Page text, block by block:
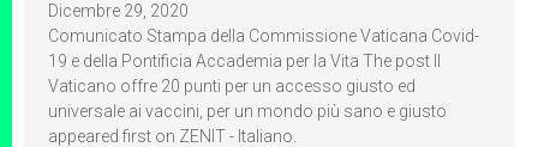
Dicembre 29, 2020
Comunicato Stampa della Commissione Vaticana Covid-
19 e della Pontificia Accademia per la Vita The post Il
Vaticano offre 20 punti per un accesso giusto ed
universale ai vaccini, per un mondo più sano e giusto
appeared first on ZENIT - Italiano.